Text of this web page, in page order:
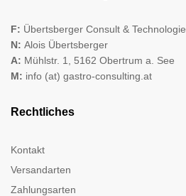
F: Übertsberger Consult & Technologie
N: Alois Übertsberger
A: Mühlstr. 1, 5162 Obertrum a. See
M: info (at) gastro-consulting.at
Rechtliches
Kontakt
Versandarten
Zahlungsarten